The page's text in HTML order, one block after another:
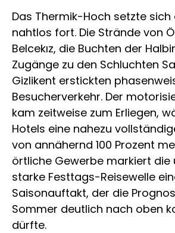
Das Thermik-Hoch setzte sich
nahtlos fort. Die Strände von
Belcekız, die Buchten der
Zugänge zu den Schluchten
Gizlikent erstickten
Besucherverkehr. Der
kam zeitweise zum Erliegen,
Hotels eine nahezu
von annähernd 100 Prozent
örtliche Gewerbe markiert die
starke Festtags-Reisewelle
Saisonauftakt, der die
Sommer deutlich nach oben
dürfte.